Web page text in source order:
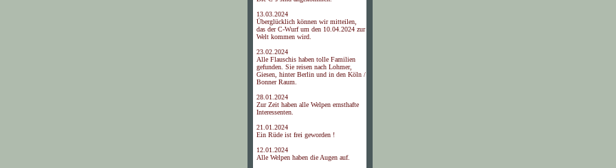
13.03.2024
Überglücklich können wir mitteilen,
das der C-Wurf um den 10.04.2024 zur
Welt kommen wird.
23.02.2024
Alle Flauschis haben tolle Familien
gefunden. Sie reisen nach Lohmer,
Giesen, hinter Berlin und in den Köln /
Bonner Raum.
28.01.2024
Zur Zeit haben alle Welpen ernsthafte
Interessenten.
21.01.2024
Ein Rüde ist frei geworden !
12.01.2024
Alle Welpen haben die Augen auf.